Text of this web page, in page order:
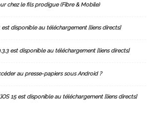
chez le fils prodigue (Fibre & Mobile)
est disponible au téléchargement [liens directs]
est disponible au téléchargement [liens directs]
au presse-papiers sous Android ?
15 est disponible au téléchargement [liens directs]